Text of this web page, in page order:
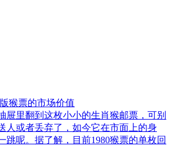
猴票的市场价值
里翻到这枚小小的生肖猴邮票，可别
人或者丢弃了，如今它在市面上的身
跳呢。据了解，目前1980猴票的单枚回